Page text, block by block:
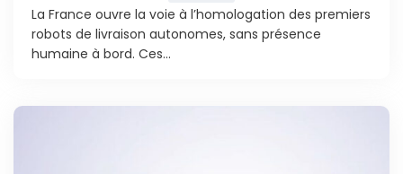
La France ouvre la voie à l’homologation des premiers
robots de livraison autonomes, sans présence
humaine à bord. Ces...